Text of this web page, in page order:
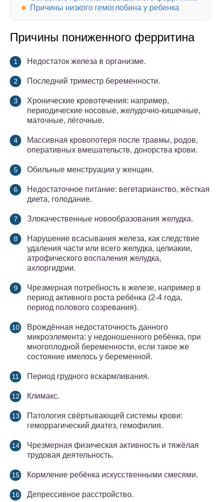
Причины низкого гемоглобина у ребенка
Причины пониженного ферритина
Недостаток железа в организме.
Последний триместр беременности.
Хронические кровотечения: например,
периодические носовые, желудочно-кишечные,
маточные, лёгочные.
Массивная кровопотеря после травмы, родов,
оперативных вмешательств, донорства крови.
Обильные менструации у женщин.
Недостаточное питание: вегетарианство, жёсткая
диета, голодание.
Злокачественные новообразования желудка.
Нарушение всасывания железа, как следствие
удаления части или всего желудка, целиакии,
атрофического воспаления желудка,
ахлоргидрии.
Чрезмерная потребность в железе, например в
период активного роста ребёнка (2-4 года,
период полового созревания).
Врождённая недостаточность данного
микроэлемента: у недоношенного ребёнка, при
многоплодной беременности, если такое же
состояние имелось у беременной.
Период грудного вскармливания.
Климакс.
Патология свёртывающей системы крови:
геморрагический диатез, гемофилия.
Чрезмерная физическая активность и тяжёлая
трудовая деятельность.
Кормление ребёнка искусственными смесями.
Депрессивное расстройство.